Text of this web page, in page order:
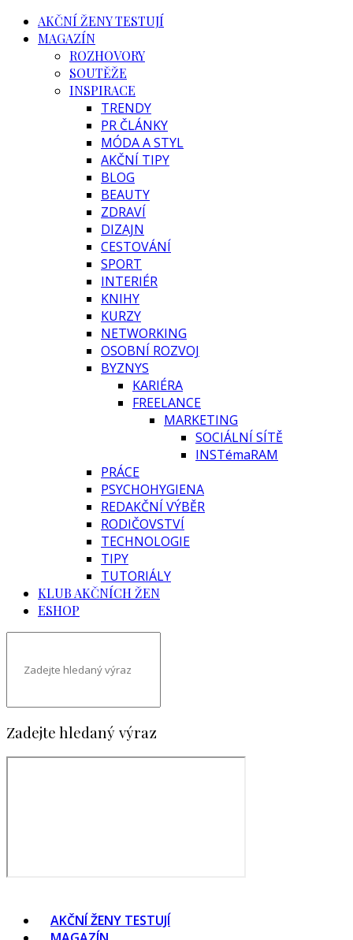
AKČNÍ ŽENY TESTUJÍ
MAGAZÍN
ROZHOVORY
SOUTĚŽE
INSPIRACE
TRENDY
PR ČLÁNKY
MÓDA A STYL
AKČNÍ TIPY
BLOG
BEAUTY
ZDRAVÍ
DIZAJN
CESTOVÁNÍ
SPORT
INTERIÉR
KNIHY
KURZY
NETWORKING
OSOBNÍ ROZVOJ
BYZNYS
KARIÉRA
FREELANCE
MARKETING
SOCIÁLNÍ SÍTĚ
INSTémaRAM
PRÁCE
PSYCHOHYGIENA
REDAKČNÍ VÝBĚR
RODIČOVSTVÍ
TECHNOLOGIE
TIPY
TUTORIÁLY
KLUB AKČNÍCH ŽEN
ESHOP
Zadejte hledaný výraz
AKČNÍ ŽENY TESTUJÍ